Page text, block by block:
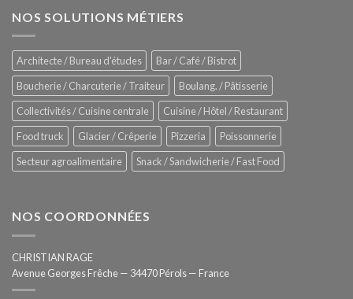
de
Zitrux
–
Hygiène
totale
automatisée
NOS SOLUTIONS MÉTIERS
Architecte / Bureau d'études
Bar / Café / Bistrot
Boucherie / Charcuterie / Traiteur
Boulang. / Pâtisserie
Collectivités / Cuisine centrale
Cuisine / Hôtel / Restaurant
Food truck
Glacier / Crêperie Pizzeria
Poissonnerie
Secteur agroalimentaire
Snack / Sandwicherie / Fast Food
NOS COORDONNÉES
CHRISTIAN RAGE
Avenue Georges Frêche — 34470 Pérols — France